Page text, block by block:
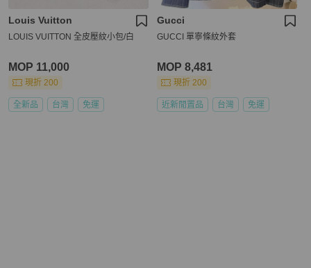
Louis Vuitton
LOUIS VUITTON 全皮壓紋小包/白
MOP 11,000
現折 200
全新品 台灣 免運
Gucci
GUCCI 單寧條紋外套
MOP 8,481
現折 200
近新閒置品 台灣 免運